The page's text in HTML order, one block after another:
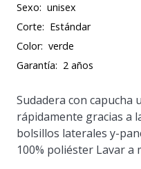
Sexo: unisex
Corte: Estándar
Color: verde
Garantía: 2 años
Sudadera con capucha
rápidamente gracias a
bolsillos laterales y-
100% poliéster Lavar a